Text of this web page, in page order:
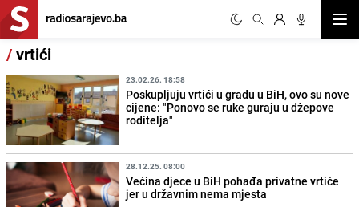
/vrtići
23.02.26. 18:58
Poskupljuju vrtići u gradu u BiH, ovo su nove
cijene: "Ponovo se ruke guraju u džepove
roditelja"
28.12.25. 08:00
Većina djece u BiH pohađa privatne vrtiće
jer u državnim nema mjesta